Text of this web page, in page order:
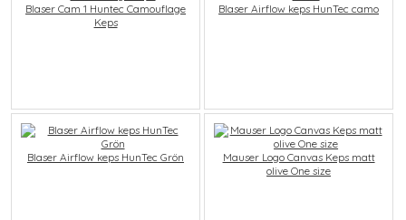
Blaser Cam 1 Huntec Camouflage
Keps
Blaser Airflow keps HunTec camo
Blaser Airflow keps HunTec Grön
Mauser Logo Canvas Keps matt
olive One size